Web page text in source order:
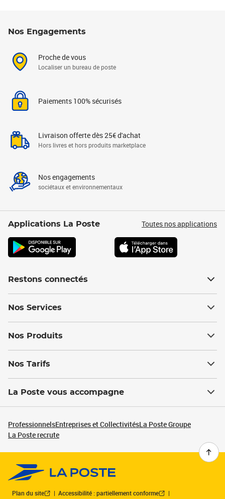
Nos Engagements
Proche de vous
Localiser un bureau de poste
Paiements 100% sécurisés
Livraison offerte dès 25€ d'achat
Hors livres et hors produits marketplace
Nos engagements
sociétaux et environnementaux
Applications La Poste Toutes nos applications
Restons connectés
Nos Services
Nos Produits
Nos Tarifs
La Poste vous accompagne
ProfessionnelsEntreprises et CollectivitésLa Poste Groupe
La Poste recrute
Plan du site
Accessibilité : partiellement conforme